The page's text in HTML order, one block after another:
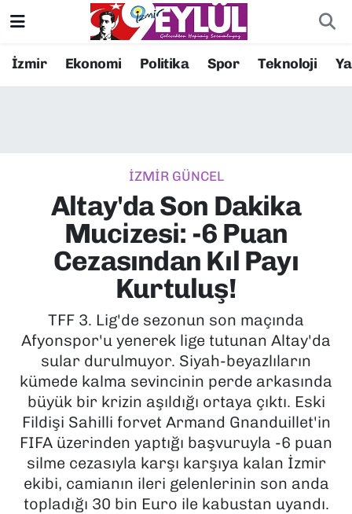
İzmir Ekonomi Politika Spor Teknoloji
İZMİR GÜNCEL
Altay'da Son Dakika
Mucizesi: -6 Puan
Cezasından Kıl Payı
Kurtuluş!
TFF 3. Lig'de sezonun son maçında
Afyonspor'u yenerek lige tutunan Altay'da
sular durulmuyor. Siyah-beyazlıların
kümede kalma sevincinin perde arkasında
büyük bir krizin aşıldığı ortaya çıktı. Eski
Fildişi Sahilli forvet Armand Gnanduillet'in
FIFA üzerinden yaptığı başvuruyla -6 puan
silme cezasıyla karşı karşıya kalan İzmir
ekibi, camianın ileri gelenlerinin son anda
topladığı 30 bin Euro ile kabustan uyandı.
Resmi İlanlar
EKONOMİ
KÜLTÜR SANAT
POLİTİKA
SAĞLIK
SPOR
TEKNOLOJİ
YAŞAM
Konak Nöbetçi Eczaneler
Süper Lig Puan Durumu ve Fikstür
Tüm Manşetler
Son Dakika Haberleri
Haber Arşivi